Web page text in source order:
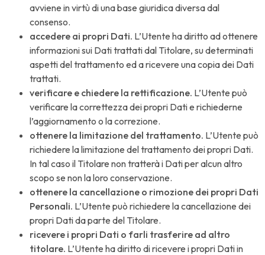
avviene in virtù di una base giuridica diversa dal
consenso.
accedere ai propri Dati. L’Utente ha diritto ad ottenere
informazioni sui Dati trattati dal Titolare, su determinati
aspetti del trattamento ed a ricevere una copia dei Dati
trattati.
verificare e chiedere la rettificazione. L’Utente può
verificare la correttezza dei propri Dati e richiederne
l’aggiornamento o la correzione.
ottenere la limitazione del trattamento. L’Utente può
richiedere la limitazione del trattamento dei propri Dati.
In tal caso il Titolare non tratterà i Dati per alcun altro
scopo se non la loro conservazione.
ottenere la cancellazione o rimozione dei propri Dati
Personali. L’Utente può richiedere la cancellazione dei
propri Dati da parte del Titolare.
ricevere i propri Dati o farli trasferire ad altro
titolare. L’Utente ha diritto di ricevere i propri Dati in